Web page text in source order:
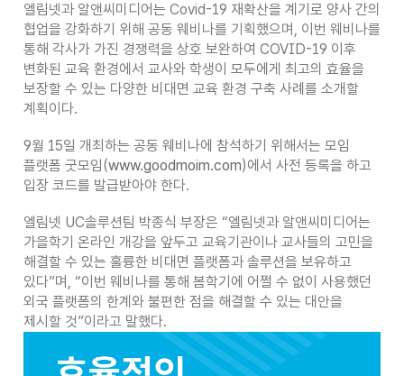
엘림넷과 알앤씨미디어는 Covid-19 재확산을 계기로 양사 간의
협업을 강화하기 위해 공동 웨비나를 기획했으며, 이번 웨비나를
통해 각사가 가진 경쟁력을 상호 보완하여 COVID-19 이후
변화된 교육 환경에서 교사와 학생이 모두에게 최고의 효율을
보장할 수 있는 다양한 비대면 교육 환경 구축 사례를 소개할
계획이다.
9월 15일 개최하는 공동 웨비나에 참석하기 위해서는 모임
플랫폼 굿모임(www.goodmoim.com)에서 사전 등록을 하고
입장 코드를 발급받아야 한다.
엘림넷 UC솔루션팀 박종식 부장은 “엘림넷과 알앤씨미디어는
가을학기 온라인 개강을 앞두고 교육기관이나 교사들의 고민을
해결할 수 있는 훌륭한 비대면 플랫폼과 솔루션을 보유하고
있다”며, “이번 웨비나를 통해 봄학기에 어쩔 수 없이 사용했던
외국 플랫폼의 한계와 불편한 점을 해결할 수 있는 대안을
제시할 것”이라고 말했다.